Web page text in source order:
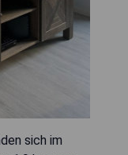
sich im